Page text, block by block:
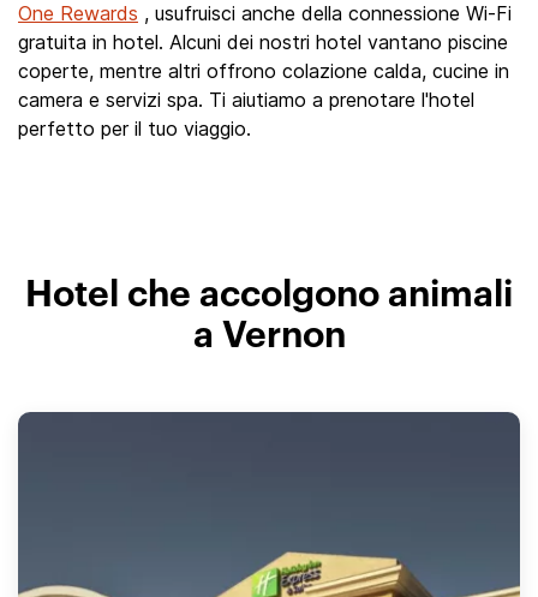
One Rewards , usufruisci anche della connessione Wi-Fi
gratuita in hotel. Alcuni dei nostri hotel vantano piscine
coperte, mentre altri offrono colazione calda, cucine in
camera e servizi spa. Ti aiutiamo a prenotare l'hotel
perfetto per il tuo viaggio.
Hotel che accolgono animali
a Vernon